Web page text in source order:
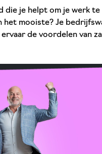
je helpt om je werk
mooiste? Je
de voordelen van